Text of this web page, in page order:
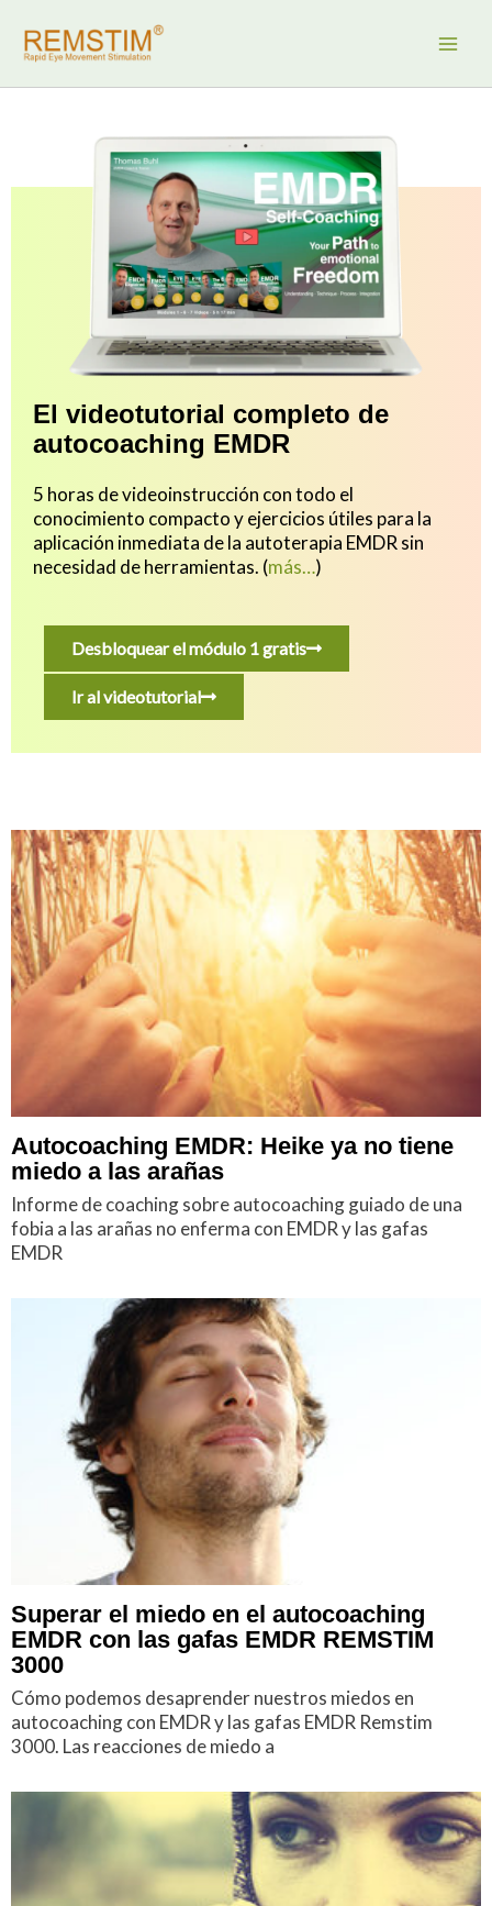
contenido
El videotutorial completo de
autocoaching EMDR
5 horas de videoinstrucción con todo el
conocimiento compacto y ejercicios útiles para la
aplicación inmediata de la autoterapia EMDR sin
necesidad de herramientas. (más…)
Desbloquear el módulo 1 gratis
Ir al videotutorial
Autocoaching EMDR: Heike ya no tiene
miedo a las arañas
Informe de coaching sobre autocoaching guiado de una
fobia a las arañas no enferma con EMDR y las gafas
EMDR
Superar el miedo en el autocoaching
EMDR con las gafas EMDR REMSTIM
3000
Cómo podemos desaprender nuestros miedos en
autocoaching con EMDR y las gafas EMDR Remstim
3000. Las reacciones de miedo a